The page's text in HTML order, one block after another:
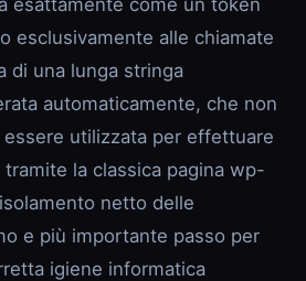
esattamente come un token
esclusivamente alle chiamate
di una lunga stringa
automaticamente, che non
utilizzata per effettuare
la classica pagina wp-
netto delle
e più importante passo per
igiene informatica